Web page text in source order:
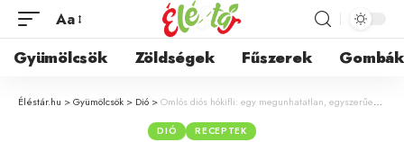
Aa
Gyümölcsök Zöldségek Fűszerek Gombák
Éléstár.hu >Gyümölcsök > Dió >Omlós diós hókifli: egy megunhatatlan, egyszerűen elkészíthető édesség
DIÓ RECEPTEK